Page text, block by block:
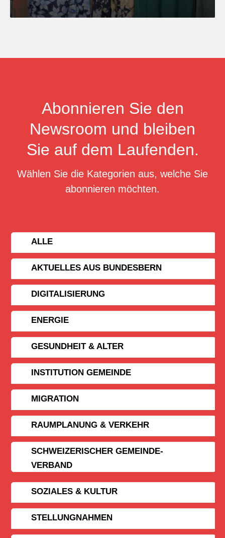
Abonnieren Sie den
Newsroom und bleiben
Sie auf dem Laufenden.
Wählen Sie die Kategorien aus, welche Sie
abonnieren möchten.
ALLE
AKTUELLES AUS BUNDESBERN
DIGITALISIERUNG
ENERGIE
GESUNDHEIT & ALTER
INSTITUTION GEMEINDE
MIGRATION
RAUMPLANUNG & VERKEHR
SCHWEIZERISCHER GEMEINDE­
VERBAND
SOZIALES & KULTUR
STELLUNGNAHMEN